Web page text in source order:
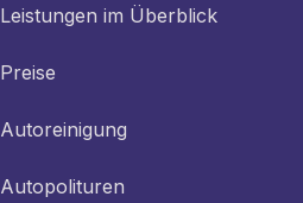
Leistungen im Überblick
Preise
Autoreinigung
Autopolituren